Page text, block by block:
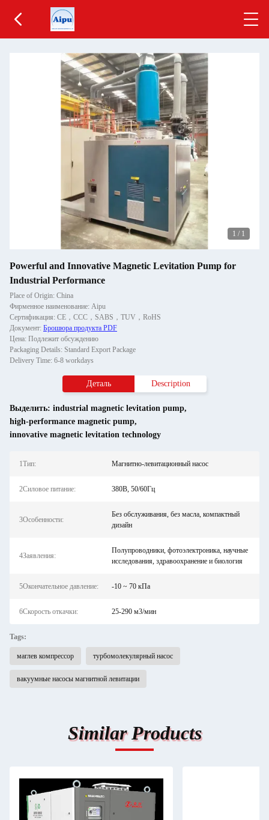
1 / 1
Powerful and Innovative Magnetic Levitation Pump for
Industrial Performance
Place of Origin: China
Фирменное наименование: Aipu
Сертификация: CE，CCC，SABS，TUV，RoHS
Документ: Брошюра продукта PDF
Цена: Подлежит обсуждению
Packaging Details: Standard Export Package
Delivery Time: 6-8 workdays
Деталь Description
Выделить: industrial magnetic levitation pump,
high-performance magnetic pump,
innovative magnetic levitation technology
1Тип: Магнитно-левитационный насос
2Силовое питание: 380В, 50/60Гц
3Особенности:
Без обслуживания, без масла, компактный
дизайн
4Заявления:
Полупроводники, фотоэлектроника, научные
исследования, здравоохранение и биология
5Окончательное давление: -10 ~ 70 кПа
6Скорость откачки: 25-290 м3/мин
Tags:
маглев компрессор турбомолекулярный насос
вакуумные насосы магнитной левитации
Similar Products